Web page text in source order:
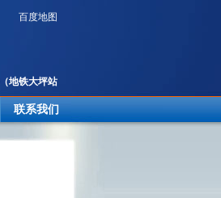
百度地图
（地铁大坪站
联系我们